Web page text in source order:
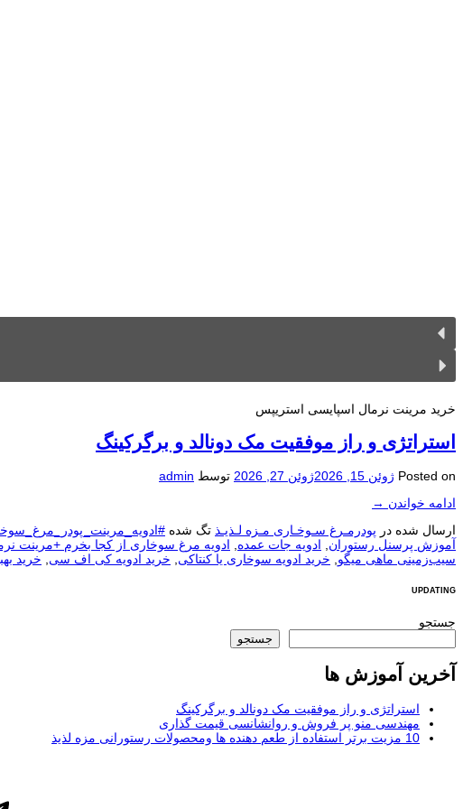
خرید مرینت نرمال اسپایسی استریپس
استراتژی و راز موفقیت مک دونالد و برگرکینگ
Posted on ژوئن 15, 2026 ژوئن 27, 2026 توسط admin
ادامه خواندن →
ارسال شده در پودرمـرغ سـوخـاری مـزه لـذیـذ تگ شده
آموزش پرسنل رستوران, ادویه جات عمده, ادویه مرغ سوخاری از کجا بخرم +مرینت
سیب‌زمینی ماهی میگو, خرید ادویه سوخاری یا کنتاکی, خرید ادویه کی اف سی, خرید
UPDATING
جستجو
جستجو
آخرین آموزش ها
استراتژی و راز موفقیت مک دونالد و برگرکینگ
مهندسی منو پر فروش و روانشانسی قیمت گذاری
10 مزیت برتر استفاده از طعم دهنده ها ومحصولات رستورانی مزه لذیذ